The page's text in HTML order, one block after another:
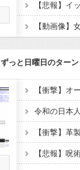
【動画像】
ずっと日曜日のターン
【衝撃】オ